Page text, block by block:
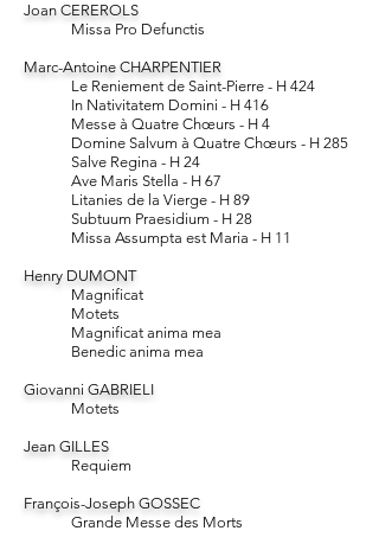
Joan CEREROLS
Missa Pro Defunctis
Marc-Antoine CHARPENTIER
Le Reniement de Saint-Pierre - H 424
In Nativitatem Domini - H 416
Messe à Quatre Chœurs - H 4
Domine Salvum à Quatre Chœurs - H 285
Salve Regina - H 24
Ave Maris Stella - H 67
Litanies de la Vierge - H 89
Subtuum Praesidium - H 28
Missa Assumpta est Maria - H 11
Henry DUMONT
Magnificat
Motets
Magnificat anima mea
Benedic anima mea
Giovanni GABRIELI
Motets
Jean GILLES
Requiem
François-Joseph GOSSEC
Grande Messe des Morts